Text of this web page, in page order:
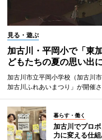
見る・遊ぶ
加古川・平岡小で「東
どもたちの夏の思い出
加古川市立平岡小学校（加古川
加古川ふれあいまつり」が開催さ
暮らす・働く
加古川でプロ
力に変える仕